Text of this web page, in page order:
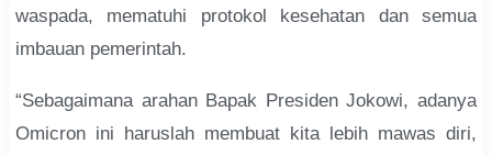
waspada, mematuhi protokol kesehatan dan semua
imbauan pemerintah.
“Sebagaimana arahan Bapak Presiden Jokowi, adanya
Omicron ini haruslah membuat kita lebih mawas diri,